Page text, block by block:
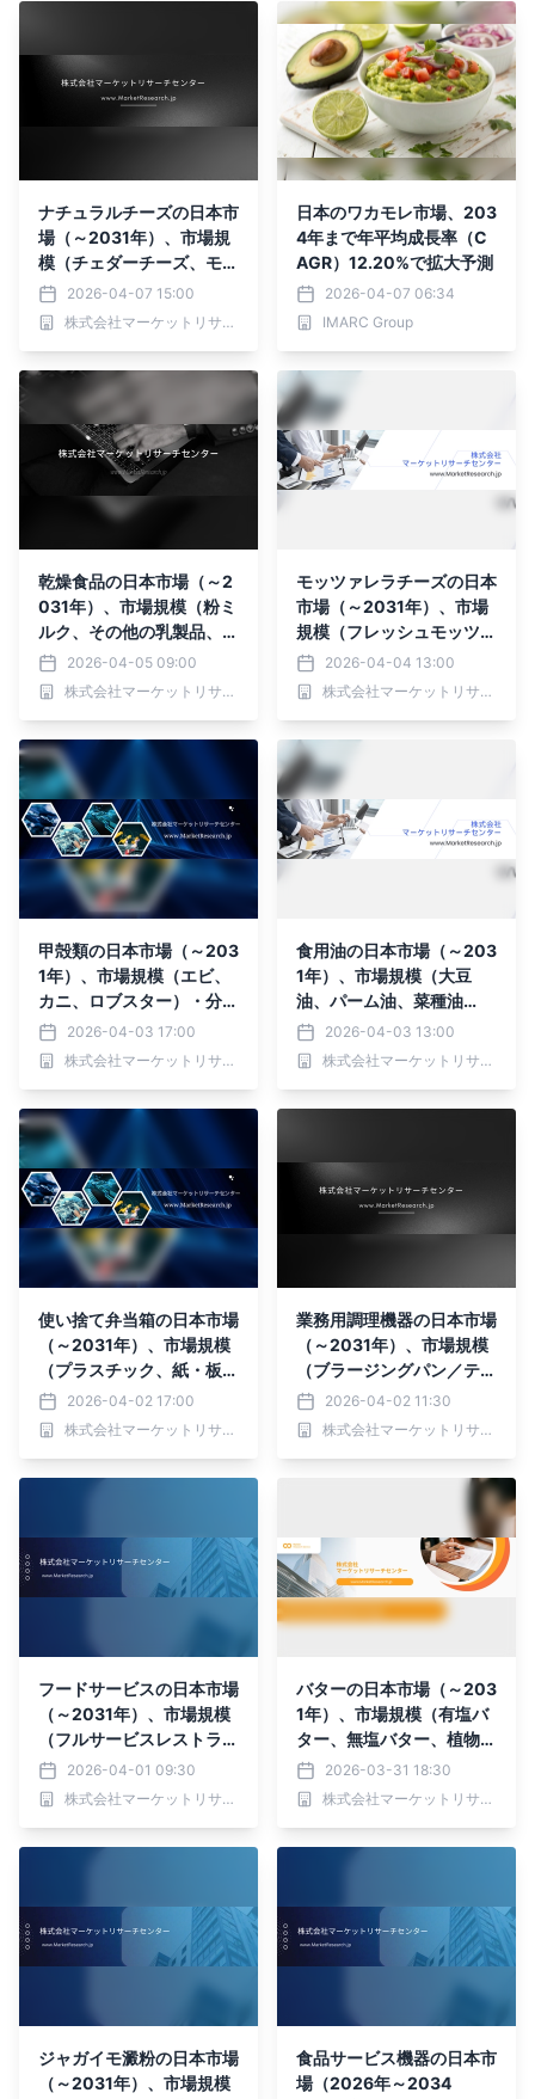
ナチュラルチーズの日本市
場（～2031年）、市場規
模（チェダーチーズ、モッ
ツァレラチーズ、ブリーお
よびカマンベールチー
ズ）・分析レポートを発表
2026-04-07 15:00
株式会社マーケットリサーチセンター
日本のワカモレ市場、203
4年まで年平均成長率（C
AGR）12.20%で拡大予測
2026-04-07 06:34
IMARC Group
乾燥食品の日本市場（～2
031年）、市場規模（粉ミ
ルク、その他の乳製品、果
物）・分析レポートを発表
2026-04-05 09:00
株式会社マーケットリサーチセンター
モッツァレラチーズの日本
市場（～2031年）、市場
規模（フレッシュモッツァ
レラ、低水分モッツァレ
ラ、プロセスモッツァレ
ラ）・分析レポートを発表
2026-04-04 13:00
株式会社マーケットリサーチセンター
甲殻類の日本市場（～203
1年）、市場規模（エビ、
カニ、ロブスター）・分析
レポートを発表
2026-04-03 17:00
株式会社マーケットリサーチセンター
食用油の日本市場（～203
1年）、市場規模（大豆
油、パーム油、菜種油
）・分析レポートを発表
2026-04-03 13:00
株式会社マーケットリサーチセンター
使い捨て弁当箱の日本市場
（～2031年）、市場規模
（プラスチック、紙・板
紙、バガス）・分析レポー
トを発表
2026-04-02 17:00
株式会社マーケットリサーチセンター
業務用調理機器の日本市場
（～2031年）、市場規模
（ブラージングパン／ティ
ルティングスキレット、ブ
ロイラー、グリル、グリド
ル）・分析レポートを発表
2026-04-02 11:30
株式会社マーケットリサーチセンター
フードサービスの日本市場
（～2031年）、市場規模
（フルサービスレストラ
ン、クイックサービスレス
トラン、施設）・分析レポ
ートを発表
2026-04-01 09:30
株式会社マーケットリサーチセンター
バターの日本市場（～203
1年）、市場規模（有塩バ
ター、無塩バター、植物由
来バター）・分析レポート
を発表
2026-03-31 18:30
株式会社マーケットリサーチセンター
ジャガイモ澱粉の日本市場
（～2031年）、市場規模
食品サービス機器の日本市
場（2026年～2034